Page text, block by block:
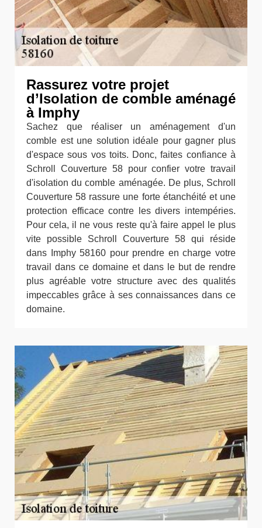
Rassurez votre projet
d’Isolation de comble aménagé
à Imphy
Sachez que réaliser un aménagement d'un
comble est une solution idéale pour gagner plus
d'espace sous vos toits. Donc, faites confiance à
Schroll Couverture 58 pour confier votre travail
d'isolation du comble aménagée. De plus, Schroll
Couverture 58 rassure une forte étanchéité et une
protection efficace contre les divers intempéries.
Pour cela, il ne vous reste qu'à faire appel le plus
vite possible Schroll Couverture 58 qui réside
dans Imphy 58160 pour prendre en charge votre
travail dans ce domaine et dans le but de rendre
plus agréable votre structure avec des qualités
impeccables grâce à ses connaissances dans ce
domaine.